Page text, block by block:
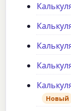
Новый